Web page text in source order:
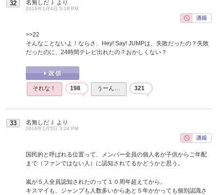
32 名無しだＪ より
2016年1月4日 5:18 PM
>>22
そんなことないよ！ならさ、Hey! Say! JUMPは、失敗だったの？失敗
だったのに、24時間テレビ出れたの？おかしくない？
それな！ 198 うーん… 321
33 名無しだＪ より
2016年1月5日 3:24 PM
国民的と呼ばれる位置って、メンバー全員の個人名が子供からご年配
まで（ファンではない人）に認知されてるかどうかと思う。
嵐が５人全員認知されたのって１０周年超えてから。
キスマイも、ジャンプも人数多いからあと５年かかっても個別認識さ